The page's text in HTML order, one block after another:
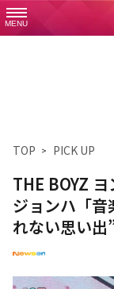
MENU
TOP PICK UP
THE BOYZ
ジョンハ「音
れない思い出